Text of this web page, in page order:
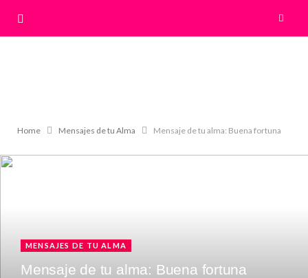
Home Mensajes de tu Alma Mensaje de tu alma: Buena fortuna
MENSAJES DE TU ALMA
Mensaje de tu alma: Buena fortuna